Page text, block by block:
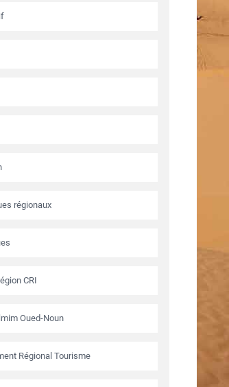
régionaux
CRI
Oued-Noun
Régional Tourisme